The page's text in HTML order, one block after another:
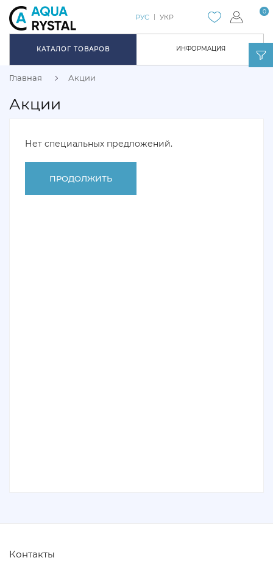
ИНФОРМАЦИЯ
0
РУС УКР
КАТАЛОГ ТОВАРОВ
Главная Акции
Акции
Нет специальных предложений.
ПРОДОЛЖИТЬ
Контакты